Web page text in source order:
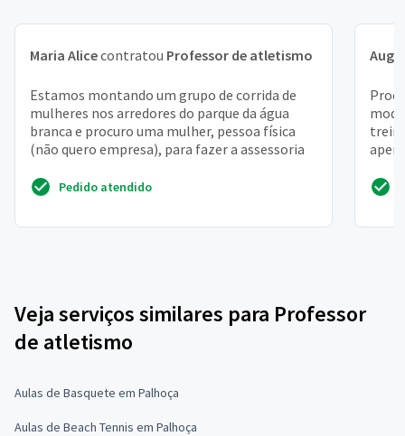
Maria Alicecontratou Professor de atletismo
Estamos montando um grupo de corrida de
mulheres nos arredores do parque da água
branca e procuro uma mulher, pessoa física
(não quero empresa), para fazer a assessoria
Pedido atendido
Veja serviços similares para Professor
de atletismo
Aulas de Basquete em Palhoça
Aulas de Beach Tennis em Palhoça